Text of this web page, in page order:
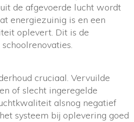
de afgevoerde lucht wordt
energiezuinig is en een
oplevert. Dit is de
cruciaal. Vervuilde
of slecht ingeregelde
alsnog negatief
systeem bij oplevering goed